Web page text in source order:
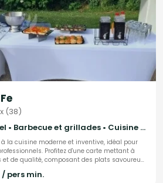
(38)
Français Traditionnel • Barbecue et grillades • Cuisine régionale
à la cuisine moderne et inventive, idéal pour
Profitez d'une carte mettant à
et de qualité, composant des plats savoureux
Du petit-déjeuner au dîner, découvrez des
et présentés avec élégance. Parfait pour
/ pers min.